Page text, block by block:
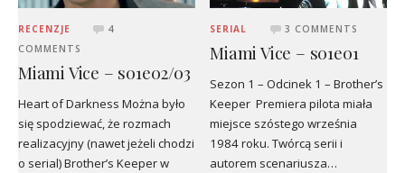
RECENZJE
4
COMMENTS
Miami Vice – s01e02/03
Heart of Darkness Można było
się spodziewać, że rozmach
realizacyjny (nawet jeżeli chodzi
o serial) Brother’s Keeper w
SERIAL 3 COMMENTS
Miami Vice – s01e01
Sezon 1 – Odcinek 1 – Brother’s
Keeper Premiera pilota miała
miejsce szóstego września
1984 roku. Twórcą serii i
autorem scenariusza…